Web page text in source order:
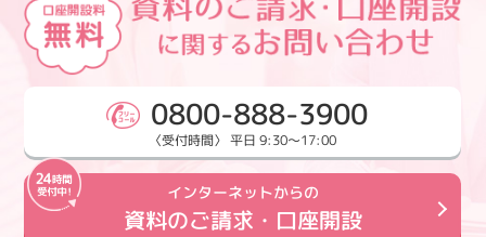
0800-888-3900
〈受付時間〉 平日 9:30～17:00
インターネットからの
資料のご請求・口座開設